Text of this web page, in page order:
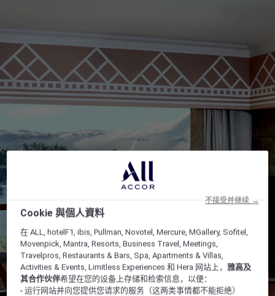
Cookie 與個人資料
在 ALL, hotelF1, ibis, Pullman, Novotel, Mercure, MGallery, Sofitel,
Movenpick, Mantra, Resorts, Business Travel, Meetings,
Travelpros, Restaurants & Bars, Spa, Apartments & Villas,
Activities & Events, Limitless Experiences 和 Hera 网站上，雅高及
其合作伙伴希望在您的设备上存储和检索信息，以便：
- 运行网站并向您提供您请求的服务（这两类事情都不能拒绝）
不接受并继续 →